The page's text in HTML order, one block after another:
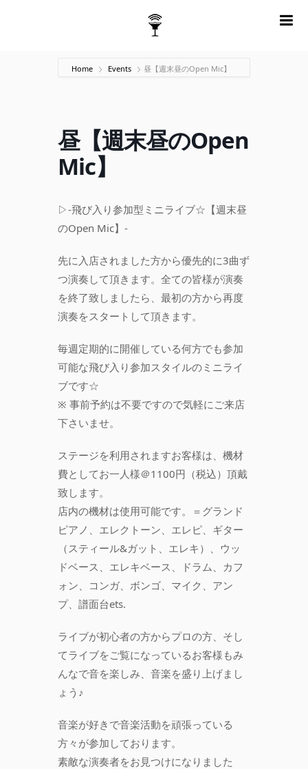
Home Events 昼【週末昼のOpen Mic】
昼【週末昼のOpen
Mic】
▷-飛び入り参加型ミニライブ☆【週末昼
のOpen Mic】-
先に入店されました方から優先的に3曲ず
つ演奏して頂きます。全ての皆様が演奏
を終了致しましたら、最初の方から再度
演奏をスタートして頂きます。
毎週定期的に開催している何方でも参加
可能な飛び入り参加スタイルのミニライ
ブです☆
※ 事前予約は不要ですので気軽にご来店
下さいませ。
ステージを利用されますお客様は、機材
費としてお一人様＠1100円（税込）頂戴
致します。
店内の機材は使用可能です。＝グランド
ピアノ、エレクトーン、エレピ、ギター
（スティール&ガット、エレキ）、ウッ
ドベース、エレキベース、ドラム、カフ
ォン、コンガ、ボンゴ、マイク、アン
プ、譜面台ets.
ライブが初心者の方からプロの方、そし
てライブをご覧になっているお客様もみ
んなで音を楽しみ、音楽を盛り上げまし
ょう♪
音楽が好きで音楽活動を頑張っている
方々が参加しております。
素敵な演奏者をお見つけになりました